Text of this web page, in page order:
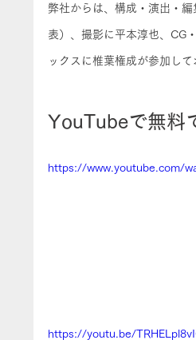
弊社からは、構成・演出・
表）、撮影に平本淳也、CG
ックスに椎葉権成が参加して
YouTubeで無料
https://www.youtube.com/
https://youtu.be/